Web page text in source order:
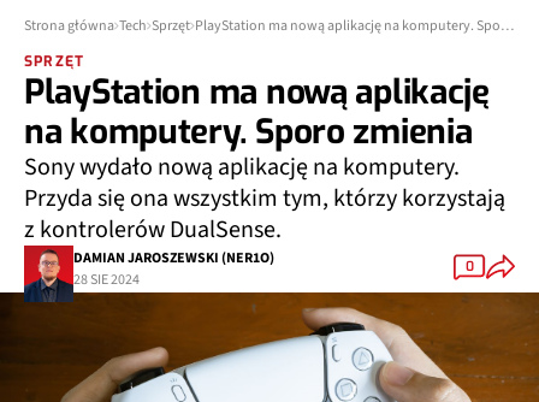
Strona główna Tech Sprzęt PlayStation ma nową aplikację na komputery. Sporo zmienia
SPRZĘT
PlayStation ma nową aplikację
na komputery. Sporo zmienia
Sony wydało nową aplikację na komputery.
Przyda się ona wszystkim tym, którzy korzystają
z kontrolerów DualSense.
DAMIAN JAROSZEWSKI (NER1O)
28 SIE 2024
0